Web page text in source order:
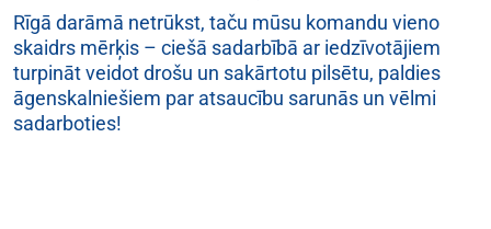
Rīgā darāmā netrūkst, taču mūsu komandu vieno
skaidrs mērķis – ciešā sadarbībā ar iedzīvotājiem
turpināt veidot drošu un sakārtotu pilsētu, paldies
āgenskalniešiem par atsaucību sarunās un vēlmi
sadarboties!